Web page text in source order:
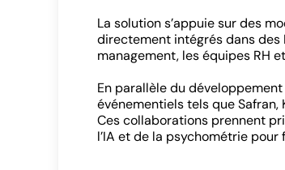
La solution s’appuie sur des
directement intégrés dans
management, les équipes RH
En parallèle du
événementiels tels que Safran,
Ces collaborations prennent
l’IA et de la psychométrie